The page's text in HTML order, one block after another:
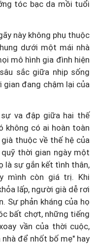
tóc bạc da mồi tuổi
này không phụ thuộc
dưới một mái nhà
mô hình gia đình hiện
sắc giữa nhịp sống
gian đang chậm lại của
va đập giữa hai thế
không có ai hoàn toàn
thuộc về thế hệ của
thời gian ngày một
là sự gắn kết tình thân,
mình còn giá trị. Khi
lấp, người già dễ rơi
Sự phản kháng của họ
bất chợt, những tiếng
vần của thời cuộc,
để nhốt bố mẹ" hay